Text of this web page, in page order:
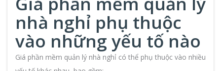
nhà nghỉ phụ thuộc
vào những yếu tố nào
Giá phần mềm quản lý nhà nghỉ có thể phụ thuộc vào nhiều